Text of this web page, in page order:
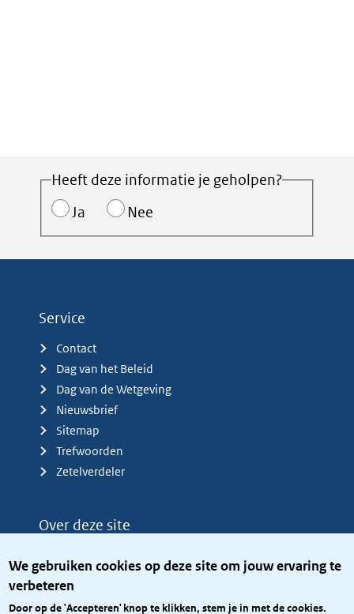
We gebruiken cookies op deze site om jouw ervaring te
verbeteren
Door op de 'Accepteren' knop te klikken, stem je in met de cookies.
Heeft deze informatie je geholpen?
Ja
Nee
Service
Contact
Dag van het Beleid
Dag van de Wetgeving
Nieuwsbrief
Sitemap
Trefwoorden
Zetelverdeler
Over deze site
Privacy